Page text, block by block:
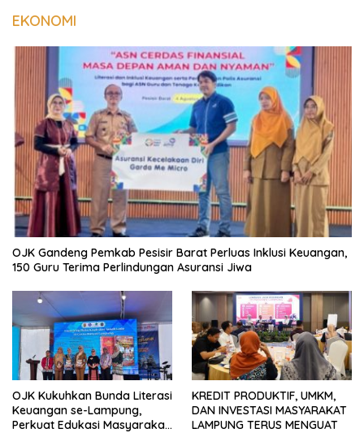
EKONOMI
OJK Gandeng Pemkab Pesisir Barat Perluas Inklusi Keuangan,
150 Guru Terima Perlindungan Asuransi Jiwa
OJK Kukuhkan Bunda Literasi
Keuangan se-Lampung,
Perkuat Edukasi Masyarakat
KREDIT PRODUKTIF, UMKM,
DAN INVESTASI MASYARAKAT
LAMPUNG TERUS MENGUAT